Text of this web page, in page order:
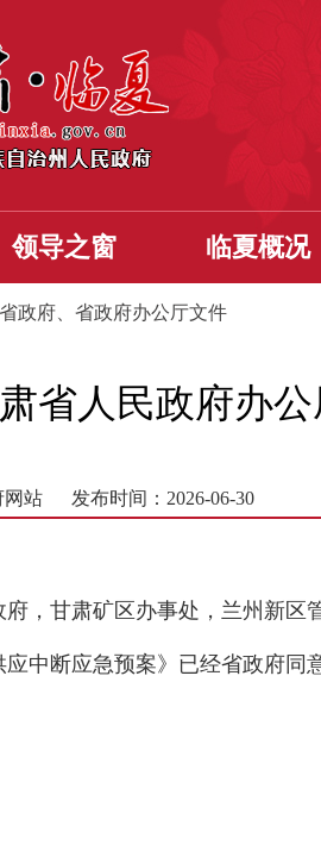
领导之窗 临夏概况
省政府、省政府办公厅文件
省人民政府办
网站 发布时间：2026-06-30
，甘肃矿区办事处，兰州新区
应中断应急预案》已经省政府同